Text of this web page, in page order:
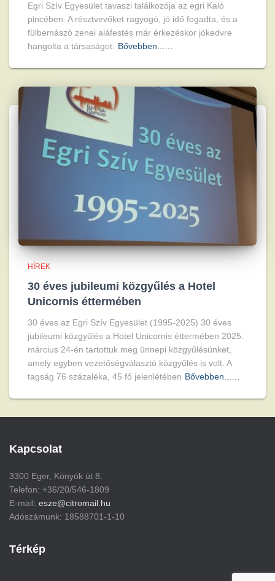
Egri Szív Egyesület tavaszi találkozója az egri Kaló
pincében. A résztvevőket ragyogó, jó idő fogadta, és a
fülbemászó zenei aláfestés már érkezéskor jókedvre
hangolta a társaságot. Bővebben...…
HÍREK
30 éves jubileumi közgyűlés a Hotel
Unicornis éttermében
30 éves az Egri Szív Egyesület (1995-2025) 30 éves
jubileumi közgyűlés a Hotel Unicornis éttermében 2025.
március 24-én tartottuk meg ünnepi közgyűlésünket,
amely egyben vezetőségválasztó közgyűlés is volt. A
tagság 76 százaléka, 45 fő jelenlétében Bővebben...…
Kapcsolat
3300 Eger, Könyök út 8.
Telefon: +36/20/546-1809
E-mail: esze@citromail.hu
Adószámunk: 18588701-1-10
Térkép